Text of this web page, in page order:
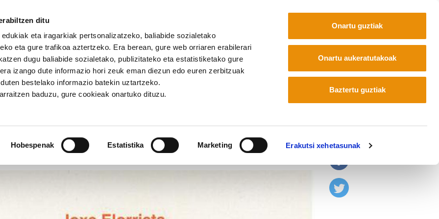
ditu
eta iragarkiak pertsonalizatzeko, baliabide sozialetako
eta gure trafikoa aztertzeko. Era berean, gure web orriaren erabilerari
dugu baliabide sozialetako, publizitateko eta estatistiketako gure
izango dute informazio hori zeuk eman diezun edo euren zerbitzuak
bestelako informazio batekin uztartzeko.
baduzu, gure cookieak onartuko dituzu.
Hobespenak Estatistika Marketing Erakutsi xehetasunak
Onartu guztiak
Onartu aukeratutakoak
Baztertu guztiak
liburu berria: Una mirada sindical contracorriente
berria: Una mirada sindical contracorriente